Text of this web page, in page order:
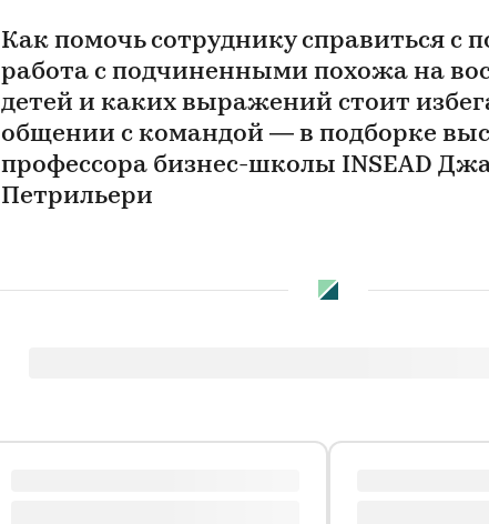
Как помочь сотруднику справиться с
работа с подчиненными похожа на
детей и каких выражений стоит
общении с командой — в подборке
профессора бизнес-школы INSEAD
Петрильери